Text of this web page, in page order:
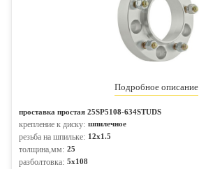
Подробное описание
проставка простая 25SP5108-634STUDS
крепление к диску: шпилечное
резьба на шпильке: 12x1.5
толщина,мм: 25
разболтовка: 5x108